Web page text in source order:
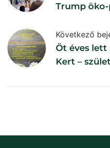
Trump
Következő
Öt éves lett
Kert –